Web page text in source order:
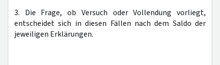
3. Die Frage, ob Versuch oder Vollendung vorliegt,
entscheidet sich in diesen Fällen nach dem Saldo der
jeweiligen Erklärungen.